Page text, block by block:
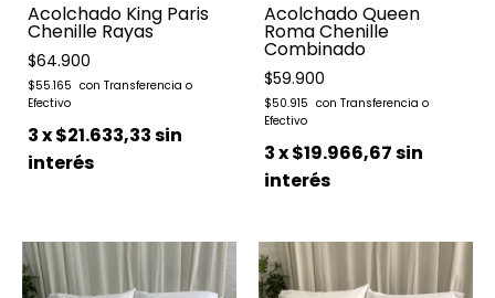
Acolchado King Paris
Chenille Rayas
$64.900
$55.165
3x$21.633,33sin
interés
Acolchado Queen
Roma Chenille
Combinado
$59.900
$50.915
3x$19.966,67sin
interés